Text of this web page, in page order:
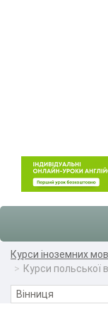
Курси іноземних мов
Курси польської